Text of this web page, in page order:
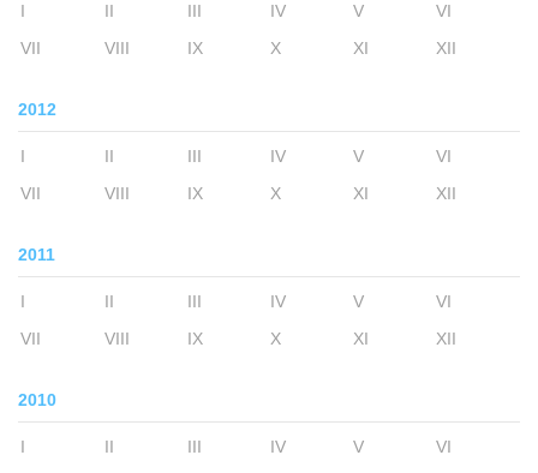
I II III IV V
VI
VII
VIII IX X XI XII
2012
I II III IV V
VI
VII
VIII IX X XI XII
2011
I II III IV V
VI
VII
VIII IX X XI XII
2010
I II III IV V
VI